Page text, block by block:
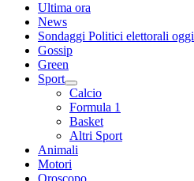
Ultima ora
News
Sondaggi Politici elettorali oggi
Gossip
Green
Sport
Calcio
Formula 1
Basket
Altri Sport
Animali
Motori
Oroscopo